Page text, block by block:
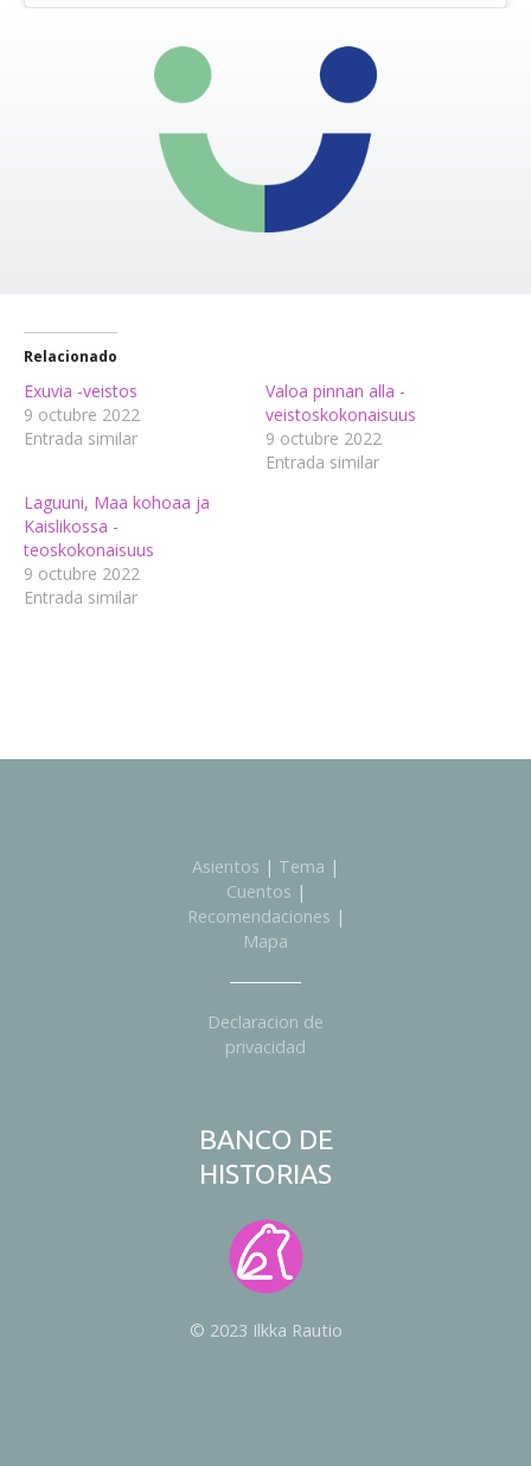
Relacionado
Exuvia -veistos
9 octubre 2022
Entrada similar
Valoa pinnan alla -
veistoskokonaisuus
9 octubre 2022
Entrada similar
Laguuni, Maa kohoaa ja
Kaislikossa -
teoskokonaisuus
9 octubre 2022
Entrada similar
Asientos | Tema |
Cuentos |
Recomendaciones |
Mapa
Declaracion de
privacidad
BANCO DE
HISTORIAS
© 2023 Ilkka Rautio